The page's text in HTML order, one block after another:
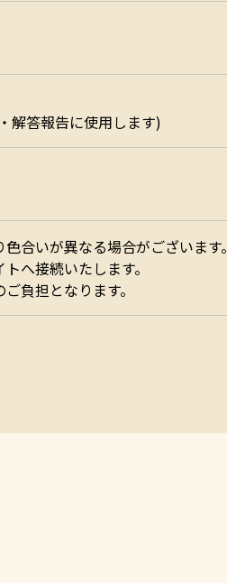
解答報告に使用します)
合いが異なる場合がございます。
へ接続いたします。
負担となります。